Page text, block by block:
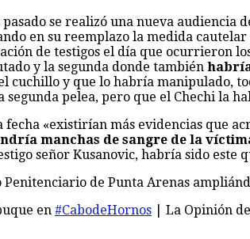
pasado se realizó una nueva audiencia
en su reemplazo la medida
de testigos el día que ocurrieron
y la segunda donde también
cuchillo y que lo habría manipulado,
pelea, pero que el Chechi la
«existirían más evidencias que
manchas de sangre de la
señor Kusanovic, habría sido
de Punta Arenas
en #CabodeHornos | La Opinión